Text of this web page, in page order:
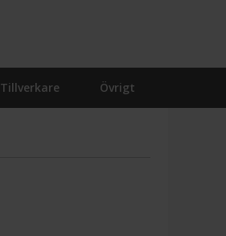
Tillverkare Övrigt